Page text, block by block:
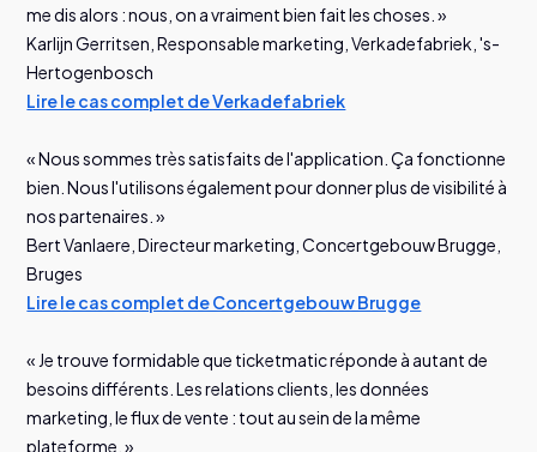
me dis alors : nous, on a vraiment bien fait les choses. »
Karlijn Gerritsen, Responsable marketing, Verkadefabriek, 's-
Hertogenbosch
Lire le cas complet de Verkadefabriek
« Nous sommes très satisfaits de l'application. Ça fonctionne
bien. Nous l'utilisons également pour donner plus de visibilité à
nos partenaires. »
Bert Vanlaere, Directeur marketing, Concertgebouw Brugge,
Bruges
Lire le cas complet de Concertgebouw Brugge
« Je trouve formidable que ticketmatic réponde à autant de
besoins différents. Les relations clients, les données
marketing, le flux de vente : tout au sein de la même
plateforme. »